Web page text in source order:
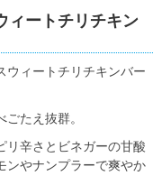
ィートチリチキン
ウィートチリチキンバー
たえ抜群。
リ辛さとビネガーの甘酸
ンやナンプラーで爽やか